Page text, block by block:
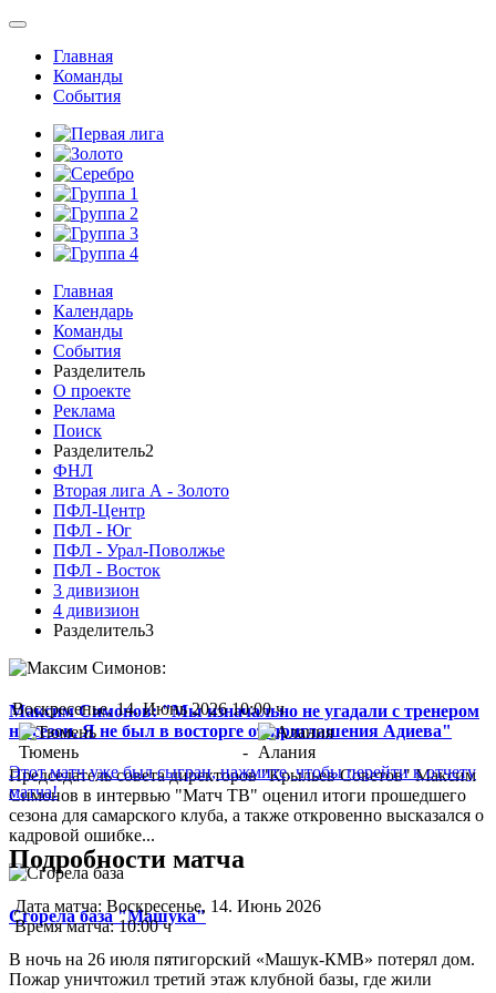
Главная
Команды
События
Главная
Календарь
Команды
События
Разделитель
О проекте
Реклама
Поиск
Разделитель2
ФНЛ
Вторая лига А - Золото
ПФЛ-Центр
ПФЛ - Юг
ПФЛ - Урал-Поволжье
ПФЛ - Восток
3 дивизион
4 дивизион
Разделитель3
Максим Симонов: "Мы изначально не угадали с тренером
на сезон. Я не был в восторге от приглашения Адиева"
Председатель совета директоров "Крыльев Советов" Максим
Симонов в интервью "Матч ТВ" оценил итоги прошедшего
сезона для самарского клуба, а также откровенно высказался о
кадровой ошибке...
Сгорела база "Машука"
В ночь на 26 июля пятигорский «Машук-КМВ» потерял дом.
Пожар уничтожил третий этаж клубной базы, где жили
Воскресенье, 14. Июнь 2026 10:00 ч
Тюмень - Алания
Этот матч уже был сыгран, нажмите, чтобы перейти к отчету
матча!
Подробности матча
Дата матча: Воскресенье, 14. Июнь 2026
Время матча: 10:00 ч